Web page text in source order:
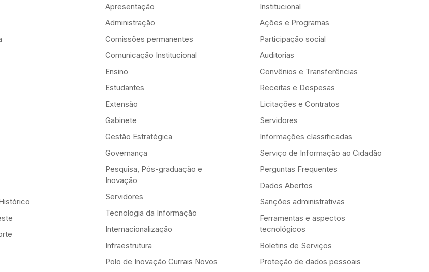
Apresentação
Administração
Comissões permanentes
Comunicação Institucional
Ensino
Estudantes
Extensão
Gabinete
Gestão Estratégica
Governança
Pesquisa, Pós-graduação e
Inovação
Servidores
Tecnologia da Informação
Internacionalização
Infraestrutura
Polo de Inovação Currais Novos
Institucional
Ações e Programas
Participação social
Auditorias
Convênios e Transferências
Receitas e Despesas
Licitações e Contratos
Servidores
Informações classificadas
Serviço de Informação ao Cidadão
Perguntas Frequentes
Dados Abertos
Sanções administrativas
Ferramentas e aspectos
tecnológicos
Boletins de Serviços
Proteção de dados pessoais